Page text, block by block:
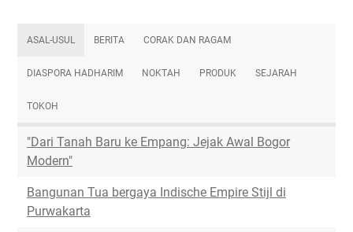
ASAL-USUL BERITA CORAK DAN RAGAM
DIASPORA HADHARIM NOKTAH PRODUK SEJARAH
TOKOH
"Dari Tanah Baru ke Empang: Jejak Awal Bogor
Modern"
Bangunan Tua bergaya Indische Empire Stijl di
Purwakarta